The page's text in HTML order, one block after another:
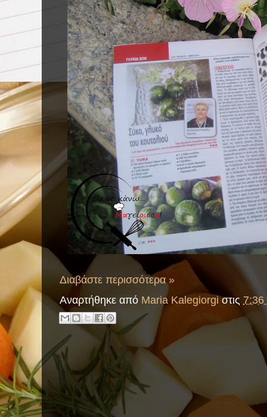
Διαβάστε περισσότερα »
Αναρτήθηκε από Maria Kalegiorgi στις